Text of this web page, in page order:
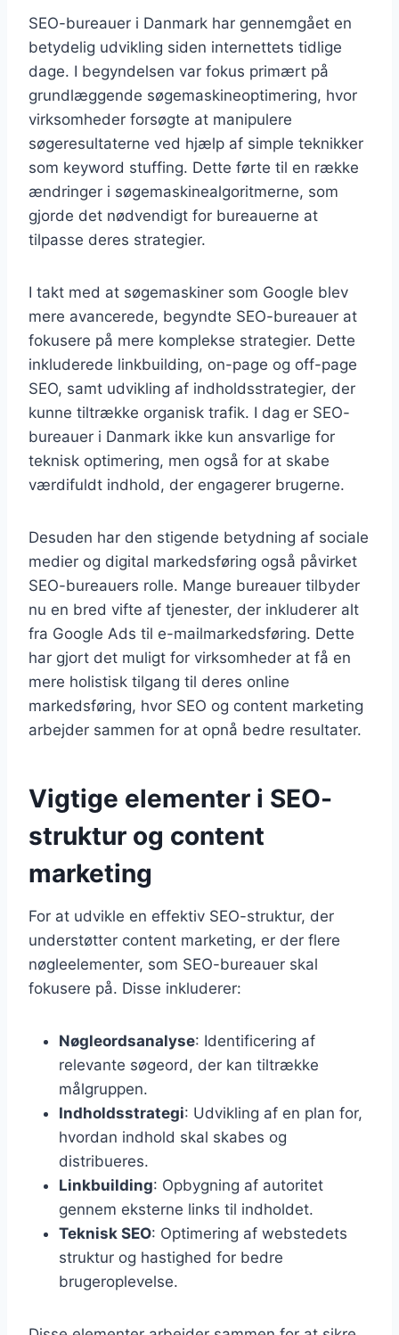
SEO-bureauer i Danmark har gennemgået en
betydelig udvikling siden internettets tidlige
dage. I begyndelsen var fokus primært på
grundlæggende søgemaskineoptimering, hvor
virksomheder forsøgte at manipulere
søgeresultaterne ved hjælp af simple teknikker
som keyword stuffing. Dette førte til en række
ændringer i søgemaskinealgoritmerne, som
gjorde det nødvendigt for bureauerne at
tilpasse deres strategier.
I takt med at søgemaskiner som Google blev
mere avancerede, begyndte SEO-bureauer at
fokusere på mere komplekse strategier. Dette
inkluderede linkbuilding, on-page og off-page
SEO, samt udvikling af indholdsstrategier, der
kunne tiltrække organisk trafik. I dag er SEO-
bureauer i Danmark ikke kun ansvarlige for
teknisk optimering, men også for at skabe
værdifuldt indhold, der engagerer brugerne.
Desuden har den stigende betydning af sociale
medier og digital markedsføring også påvirket
SEO-bureauers rolle. Mange bureauer tilbyder
nu en bred vifte af tjenester, der inkluderer alt
fra Google Ads til e-mailmarkedsføring. Dette
har gjort det muligt for virksomheder at få en
mere holistisk tilgang til deres online
markedsføring, hvor SEO og content marketing
arbejder sammen for at opnå bedre resultater.
Vigtige elementer i SEO-
struktur og content
marketing
For at udvikle en effektiv SEO-struktur, der
understøtter content marketing, er der flere
nøgleelementer, som SEO-bureauer skal
fokusere på. Disse inkluderer:
Nøgleordsanalyse: Identificering af
relevante søgeord, der kan tiltrække
målgruppen.
Indholdsstrategi: Udvikling af en plan for,
hvordan indhold skal skabes og
distribueres.
Linkbuilding: Opbygning af autoritet
gennem eksterne links til indholdet.
Teknisk SEO: Optimering af webstedets
struktur og hastighed for bedre
brugeroplevelse.